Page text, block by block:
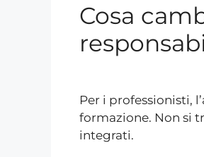
Cosa
Per i professionisti,
formazione. Non si
integrati.